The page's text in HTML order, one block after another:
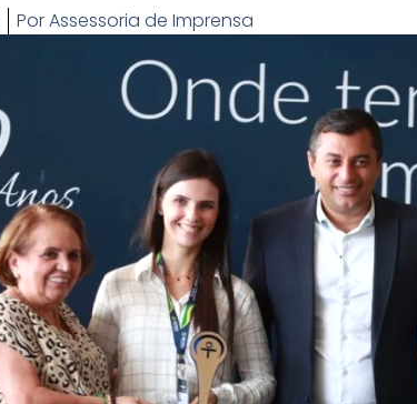
PorAssessoria de Imprensa